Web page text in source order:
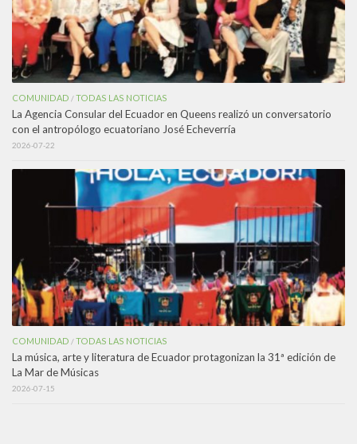
COMUNIDAD /TODAS LAS NOTICIAS
La Agencia Consular del Ecuador en Queens realizó un conversatorio
con el antropólogo ecuatoriano José Echeverría
2026-07-22
COMUNIDAD /TODAS LAS NOTICIAS
La música, arte y literatura de Ecuador protagonizan la 31ª edición de
La Mar de Músicas
2026-07-15